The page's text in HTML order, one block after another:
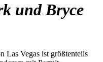
und Bryce
Las Vegas ist größtenteils